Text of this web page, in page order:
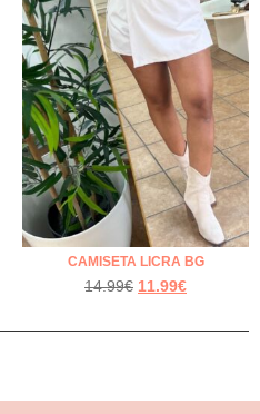
CAMISETA LICRA BG
14.99€ 11.99€